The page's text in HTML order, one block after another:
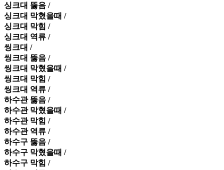
싱크대 뚫음 /
싱크대 막혔을때 /
싱크대 막힘 /
싱크대 역류 /
씽크대 /
씽크대 뚫음 /
씽크대 막혔을때 /
씽크대 막힘 /
씽크대 역류 /
하수관 뚫음 /
하수관 막혔을때 /
하수관 막힘 /
하수관 역류 /
하수구 뚫음 /
하수구 막혔을때 /
하수구 막힘 /